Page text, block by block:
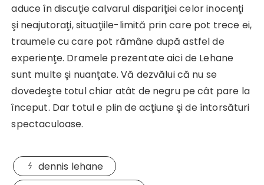
aduce în discuţie calvarul dispariţiei celor inocenţi
şi neajutoraţi, situaţiile-limită prin care pot trece ei,
traumele cu care pot rămâne după astfel de
experienţe. Dramele prezentate aici de Lehane
sunt multe şi nuanţate. Vă dezvălui că nu se
dovedeşte totul chiar atât de negru pe cât pare la
început. Dar totul e plin de acţiune şi de întorsături
spectaculoase.
dennis lehane